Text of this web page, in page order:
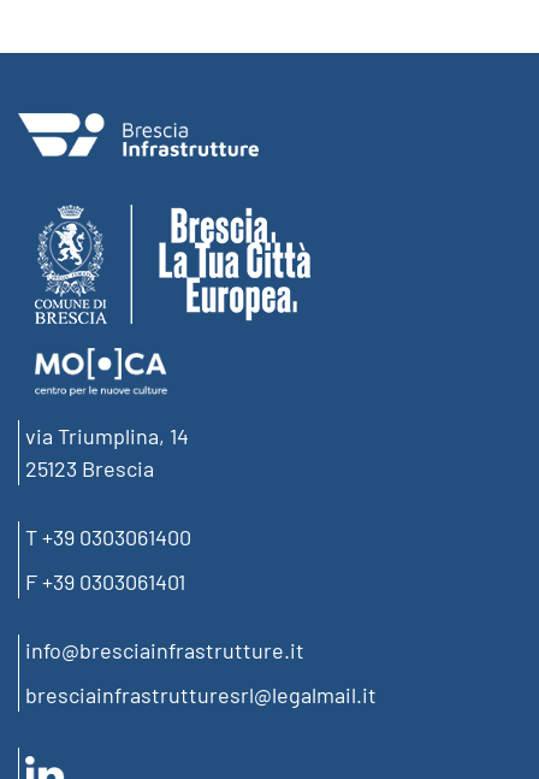
via Triumplina, 14
25123 Brescia
T +39 0303061400
F +39 0303061401
info@bresciainfrastrutture.it
bresciainfrastrutturesrl@legalmail.it